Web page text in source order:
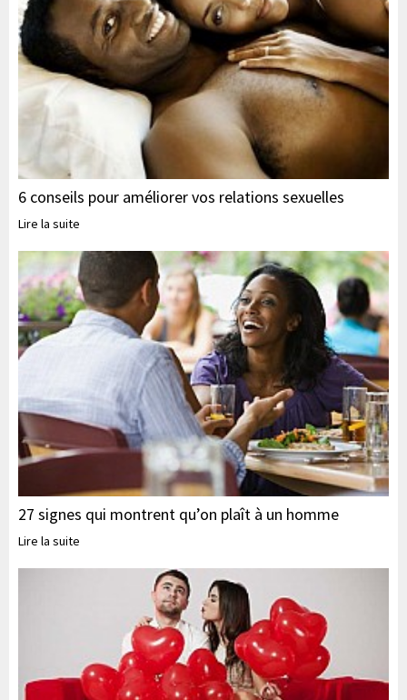
6 conseils pour améliorer vos relations sexuelles
Lire la suite
27 signes qui montrent qu’on plaît à un homme
Lire la suite